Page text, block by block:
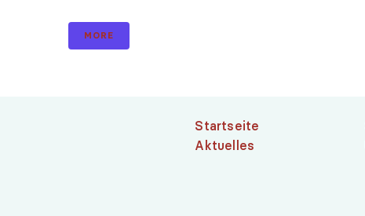
MORE
Startseite
Aktuelles